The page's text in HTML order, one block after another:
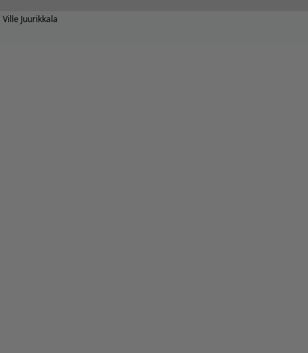
Ville Juurikkala